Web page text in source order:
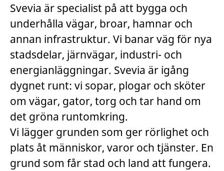
Svevia är specialist på att bygga och
underhålla vägar, broar, hamnar och
annan infrastruktur. Vi banar väg för nya
stadsdelar, järnvägar, industri- och
energianläggningar. Svevia är igång
dygnet runt: vi sopar, plogar och sköter
om vägar, gator, torg och tar hand om
det gröna runtomkring.
Vi lägger grunden som ger rörlighet och
plats åt människor, varor och tjänster. En
grund som får stad och land att fungera.